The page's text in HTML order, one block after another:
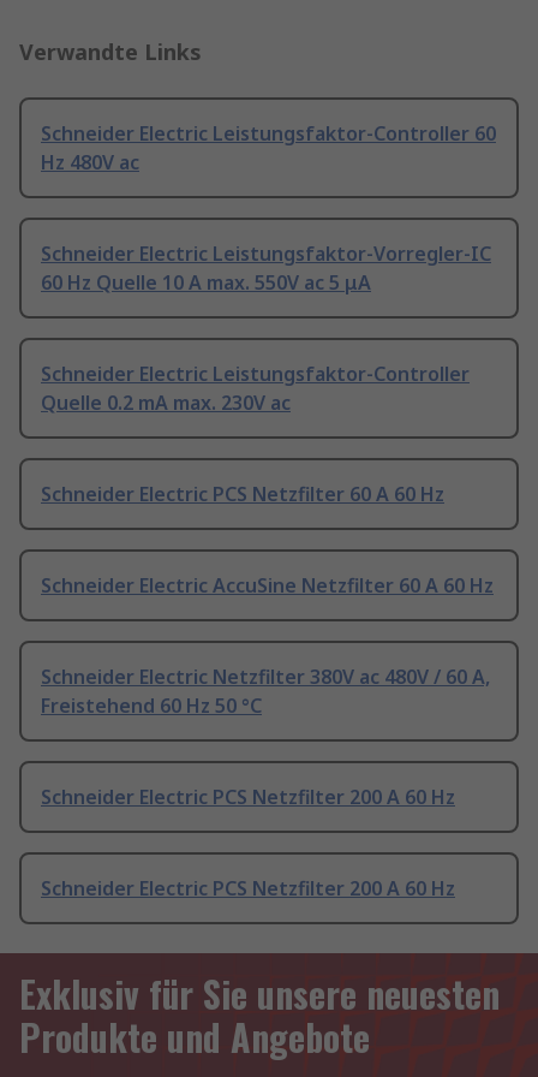
Verwandte Links
Schneider Electric Leistungsfaktor-Controller 60
Hz 480V ac
Schneider Electric Leistungsfaktor-Vorregler-IC
60 Hz Quelle 10 A max. 550V ac 5 μA
Schneider Electric Leistungsfaktor-Controller
Quelle 0.2 mA max. 230V ac
Schneider Electric PCS Netzfilter 60 A 60 Hz
Schneider Electric AccuSine Netzfilter 60 A 60 Hz
Schneider Electric Netzfilter 380V ac 480V / 60 A,
Freistehend 60 Hz 50 °C
Schneider Electric PCS Netzfilter 200 A 60 Hz
Schneider Electric PCS Netzfilter 200 A 60 Hz
Exklusiv für Sie unsere neuesten
Produkte und Angebote